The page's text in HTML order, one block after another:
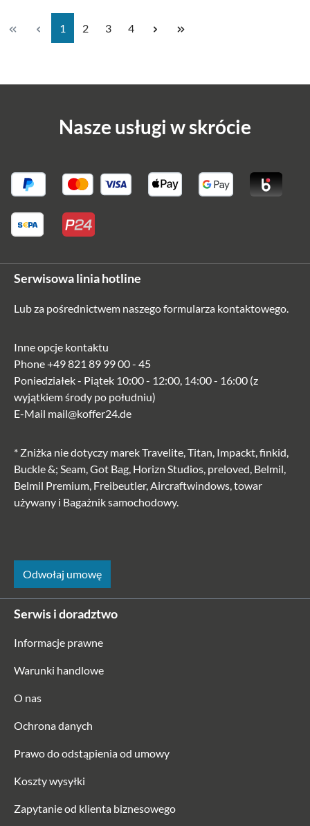
Strona
1 Strona
2 Strona
3 Strona
4
Nasze usługi w skrócie
Serwisowa linia hotline
Lub za pośrednictwem naszegoformularza kontaktowego.
Inne opcje kontaktu
Phone+49 821 89 99 00 - 45
Poniedziałek - Piątek 10:00 - 12:00, 14:00 - 16:00 (z
wyjątkiem środy po południu)
E-Mail mail@koffer24.de
* Zniżka nie dotyczy marek Travelite, Titan, Impackt, finkid,
Buckle &; Seam, Got Bag, Horizn Studios, preloved, Belmil,
Belmil Premium, Freibeutler, Aircraftwindows, towar
używany i Bagażnik samochodowy.
Odwołaj umowę
Serwis i doradztwo
Informacje prawne
Warunki handlowe
O nas
Ochrona danych
Prawo do odstąpienia od umowy
Koszty wysyłki
Zapytanie od klienta biznesowego